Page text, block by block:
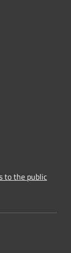
to the public